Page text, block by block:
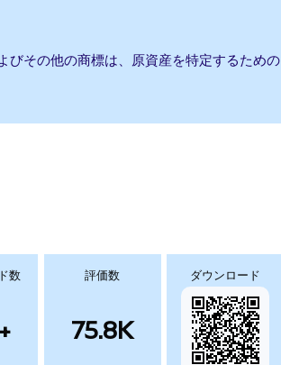
びその他の商標は、原資産を特定するための
数 評価数
75.8K
ダウンロード